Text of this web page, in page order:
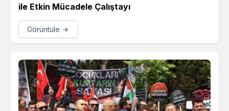
ile Etkin Mücadele Çalıştayı
Görüntüle